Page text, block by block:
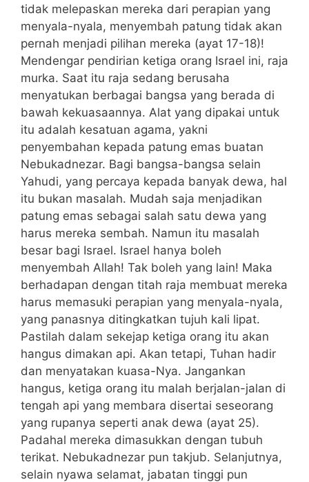
tidak melepaskan mereka dari perapian yang
menyala-nyala, menyembah patung tidak akan
pernah menjadi pilihan mereka (ayat 17-18)!
Mendengar pendirian ketiga orang Israel ini, raja
murka. Saat itu raja sedang berusaha
menyatukan berbagai bangsa yang berada di
bawah kekuasaannya. Alat yang dipakai untuk
itu adalah kesatuan agama, yakni
penyembahan kepada patung emas buatan
Nebukadnezar. Bagi bangsa-bangsa selain
Yahudi, yang percaya kepada banyak dewa, hal
itu bukan masalah. Mudah saja menjadikan
patung emas sebagai salah satu dewa yang
harus mereka sembah. Namun itu masalah
besar bagi Israel. Israel hanya boleh
menyembah Allah! Tak boleh yang lain! Maka
berhadapan dengan titah raja membuat mereka
harus memasuki perapian yang menyala-nyala,
yang panasnya ditingkatkan tujuh kali lipat.
Pastilah dalam sekejap ketiga orang itu akan
hangus dimakan api. Akan tetapi, Tuhan hadir
dan menyatakan kuasa-Nya. Jangankan
hangus, ketiga orang itu malah berjalan-jalan di
tengah api yang membara disertai seseorang
yang rupanya seperti anak dewa (ayat 25).
Padahal mereka dimasukkan dengan tubuh
terikat. Nebukadnezar pun takjub. Selanjutnya,
selain nyawa selamat, jabatan tinggi pun